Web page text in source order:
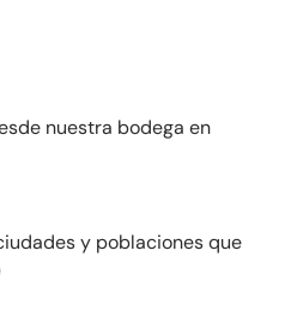
nuestra bodega en
y poblaciones que